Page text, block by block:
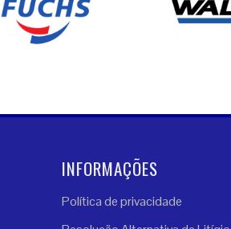
INFORMAÇÕES
Política de privacidade